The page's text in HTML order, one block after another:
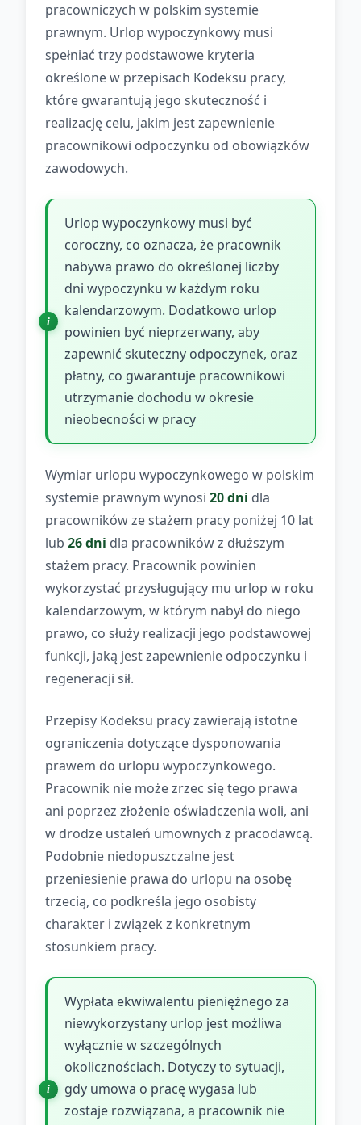
pracowniczych w polskim systemie
prawnym. Urlop wypoczynkowy musi
spełniać trzy podstawowe kryteria
określone w przepisach Kodeksu pracy,
które gwarantują jego skuteczność i
realizację celu, jakim jest zapewnienie
pracownikowi odpoczynku od obowiązków
zawodowych.
Urlop wypoczynkowy musi być
coroczny, co oznacza, że pracownik
nabywa prawo do określonej liczby
dni wypoczynku w każdym roku
kalendarzowym. Dodatkowo urlop
powinien być nieprzerwany, aby
zapewnić skuteczny odpoczynek, oraz
płatny, co gwarantuje pracownikowi
utrzymanie dochodu w okresie
nieobecności w pracy
Wymiar urlopu wypoczynkowego w polskim
systemie prawnym wynosi 20 dni dla
pracowników ze stażem pracy poniżej 10 lat
lub 26 dni dla pracowników z dłuższym
stażem pracy. Pracownik powinien
wykorzystać przysługujący mu urlop w roku
kalendarzowym, w którym nabył do niego
prawo, co służy realizacji jego podstawowej
funkcji, jaką jest zapewnienie odpoczynku i
regeneracji sił.
Przepisy Kodeksu pracy zawierają istotne
ograniczenia dotyczące dysponowania
prawem do urlopu wypoczynkowego.
Pracownik nie może zrzec się tego prawa
ani poprzez złożenie oświadczenia woli, ani
w drodze ustaleń umownych z pracodawcą.
Podobnie niedopuszczalne jest
przeniesienie prawa do urlopu na osobę
trzecią, co podkreśla jego osobisty
charakter i związek z konkretnym
stosunkiem pracy.
Wypłata ekwiwalentu pieniężnego za
niewykorzystany urlop jest możliwa
wyłącznie w szczególnych
okolicznościach. Dotyczy to sytuacji,
gdy umowa o pracę wygasa lub
zostaje rozwiązana, a pracownik nie